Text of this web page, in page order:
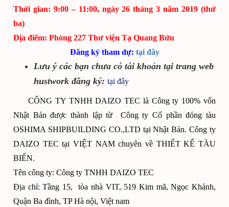
Thời gian: 9:00 – 11:00, ngày 26 tháng 3 năm 2019 (thứ
ba)
Địa điểm: Phòng 227 Thư viện Tạ Quang Bửu
Đăng ký tham dự: tại đây
Lưu ý các bạn chưa có tài khoản tại trang web
hustwork đăng ký: tại đây
CÔNG TY TNHH DAIZO TEC là Công ty 100% vốn
Nhật Bản được thành lập từ Công ty Cổ phần đóng tàu
OSHIMA SHIPBUILDING CO.,LTD tại Nhật Bản. Công ty
DAIZO TEC tại VIỆT NAM chuyên về THIẾT KẾ TÀU
BIỂN.
Tên công ty: Công ty TNHH DAIZO TEC
Địa chỉ: Tầng 15, tòa nhà VIT, 519 Kim mã, Ngọc Khánh,
Quận Ba đình, TP Hà nội, Việt nam